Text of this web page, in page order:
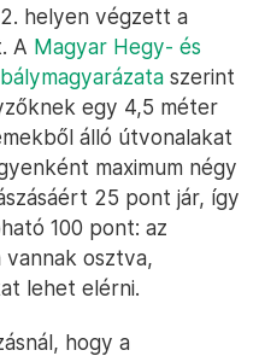
helyen végzett a
A Magyar Hegy- és
szerint
egy 4,5 méter
álló útvonalakat
maximum négy
25 pont jár, így
100 pont: az
osztva,
lehet elérni.
hogy a